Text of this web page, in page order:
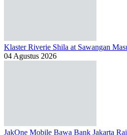
Klaster Riverie Shila at Sawangan
04 Agustus 2026
JakOne Mobile Bawa Bank Jakarta